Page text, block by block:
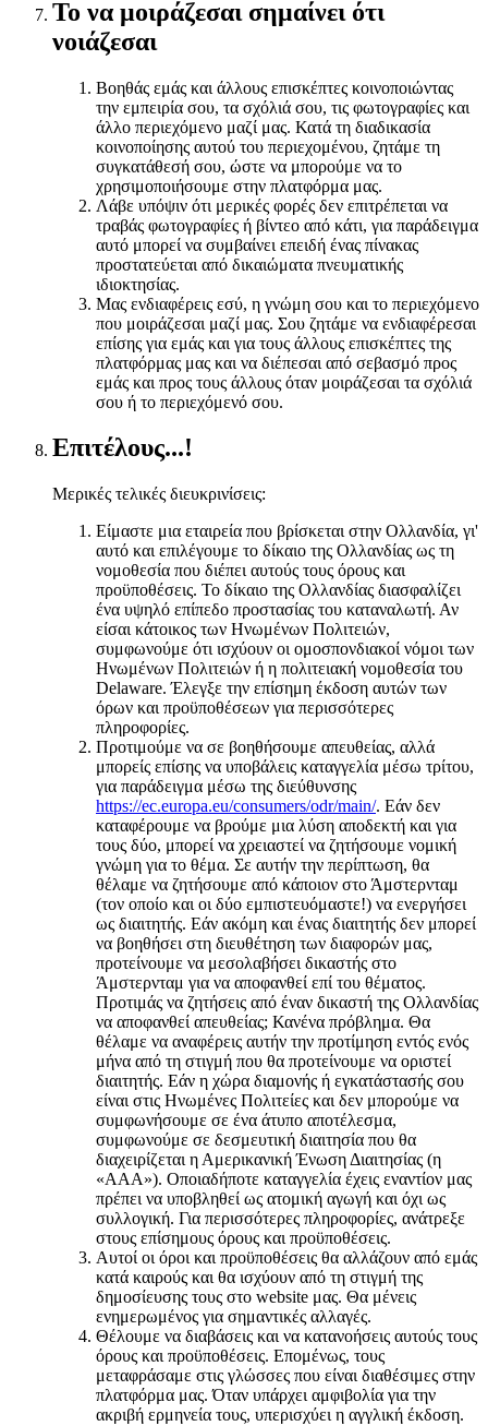
Το να μοιράζεσαι σημαίνει ότι
νοιάζεσαι
Βοηθάς εμάς και άλλους επισκέπτες κοινοποιώντας
την εμπειρία σου, τα σχόλιά σου, τις φωτογραφίες και
άλλο περιεχόμενο μαζί μας. Κατά τη διαδικασία
κοινοποίησης αυτού του περιεχομένου, ζητάμε τη
συγκατάθεσή σου, ώστε να μπορούμε να το
χρησιμοποιήσουμε στην πλατφόρμα μας.
Λάβε υπόψιν ότι μερικές φορές δεν επιτρέπεται να
τραβάς φωτογραφίες ή βίντεο από κάτι, για παράδειγμα
αυτό μπορεί να συμβαίνει επειδή ένας πίνακας
προστατεύεται από δικαιώματα πνευματικής
ιδιοκτησίας.
Μας ενδιαφέρεις εσύ, η γνώμη σου και το περιεχόμενο
που μοιράζεσαι μαζί μας. Σου ζητάμε να ενδιαφέρεσαι
επίσης για εμάς και για τους άλλους επισκέπτες της
πλατφόρμας μας και να διέπεσαι από σεβασμό προς
εμάς και προς τους άλλους όταν μοιράζεσαι τα σχόλιά
σου ή το περιεχόμενό σου.
Επιτέλους...!
Μερικές τελικές διευκρινίσεις:
Είμαστε μια εταιρεία που βρίσκεται στην Ολλανδία, γι'
αυτό και επιλέγουμε το δίκαιο της Ολλανδίας ως τη
νομοθεσία που διέπει αυτούς τους όρους και
προϋποθέσεις. Το δίκαιο της Ολλανδίας διασφαλίζει
ένα υψηλό επίπεδο προστασίας του καταναλωτή. Αν
είσαι κάτοικος των Ηνωμένων Πολιτειών,
συμφωνούμε ότι ισχύουν οι ομοσπονδιακοί νόμοι των
Ηνωμένων Πολιτειών ή η πολιτειακή νομοθεσία του
Delaware. Έλεγξε την επίσημη έκδοση αυτών των
όρων και προϋποθέσεων για περισσότερες
πληροφορίες.
Προτιμούμε να σε βοηθήσουμε απευθείας, αλλά
μπορείς επίσης να υποβάλεις καταγγελία μέσω τρίτου,
για παράδειγμα μέσω της διεύθυνσης
https://ec.europa.eu/consumers/odr/main/. Εάν δεν
καταφέρουμε να βρούμε μια λύση αποδεκτή και για
τους δύο, μπορεί να χρειαστεί να ζητήσουμε νομική
γνώμη για το θέμα. Σε αυτήν την περίπτωση, θα
θέλαμε να ζητήσουμε από κάποιον στο Άμστερνταμ
(τον οποίο και οι δύο εμπιστευόμαστε!) να ενεργήσει
ως διαιτητής. Εάν ακόμη και ένας διαιτητής δεν μπορεί
να βοηθήσει στη διευθέτηση των διαφορών μας,
προτείνουμε να μεσολαβήσει δικαστής στο
Άμστερνταμ για να αποφανθεί επί του θέματος.
Προτιμάς να ζητήσεις από έναν δικαστή της Ολλανδίας
να αποφανθεί απευθείας; Κανένα πρόβλημα. Θα
θέλαμε να αναφέρεις αυτήν την προτίμηση εντός ενός
μήνα από τη στιγμή που θα προτείνουμε να οριστεί
διαιτητής. Εάν η χώρα διαμονής ή εγκατάστασής σου
είναι στις Ηνωμένες Πολιτείες και δεν μπορούμε να
συμφωνήσουμε σε ένα άτυπο αποτέλεσμα,
συμφωνούμε σε δεσμευτική διαιτησία που θα
διαχειρίζεται η Αμερικανική Ένωση Διαιτησίας (η
«AAA»). Οποιαδήποτε καταγγελία έχεις εναντίον μας
πρέπει να υποβληθεί ως ατομική αγωγή και όχι ως
συλλογική. Για περισσότερες πληροφορίες, ανάτρεξε
στους επίσημους όρους και προϋποθέσεις.
Αυτοί οι όροι και προϋποθέσεις θα αλλάζουν από εμάς
κατά καιρούς και θα ισχύουν από τη στιγμή της
δημοσίευσης τους στο website μας. Θα μένεις
ενημερωμένος για σημαντικές αλλαγές.
Θέλουμε να διαβάσεις και να κατανοήσεις αυτούς τους
όρους και προϋποθέσεις. Επομένως, τους
μεταφράσαμε στις γλώσσες που είναι διαθέσιμες στην
πλατφόρμα μας. Όταν υπάρχει αμφιβολία για την
ακριβή ερμηνεία τους, υπερισχύει η αγγλική έκδοση.